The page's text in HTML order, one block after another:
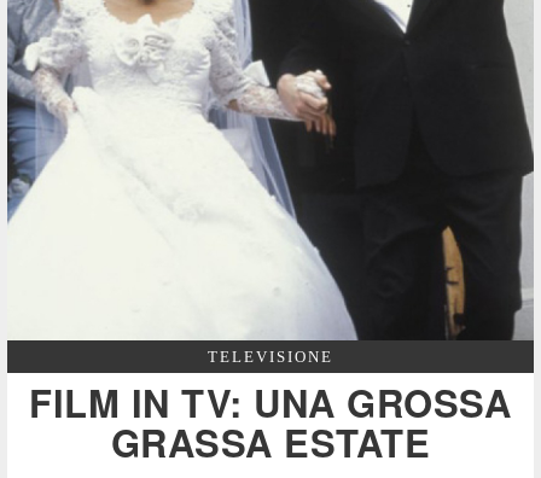
TELEVISIONE
FILM IN TV: UNA GROSSA
GRASSA ESTATE